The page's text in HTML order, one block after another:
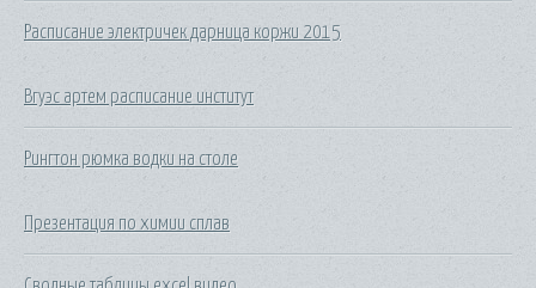
Расписание электричек дарница коржи 2015
Вгуэс артем расписание институт
Рингтон рюмка водки на столе
Презентация по химии сплав